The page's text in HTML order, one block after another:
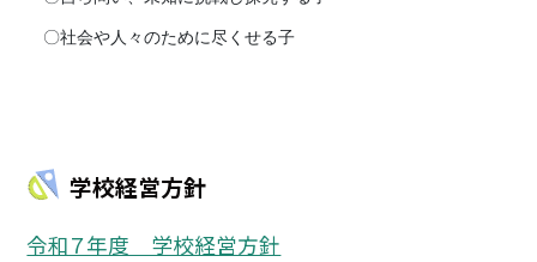
〇社会や人々のために尽くせる子
学校経営方針
令和７年度 学校経営方針